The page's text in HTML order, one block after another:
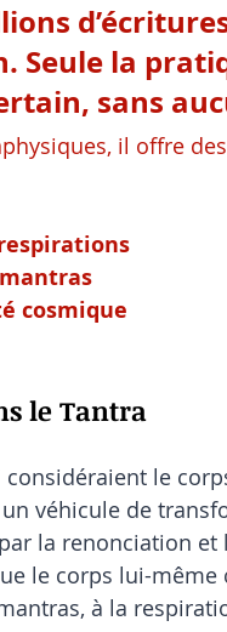
Seule la
sans
il offre
cosmique
le Tantra
le
véhicule de
la renonciation et
le corps lui-même
à la